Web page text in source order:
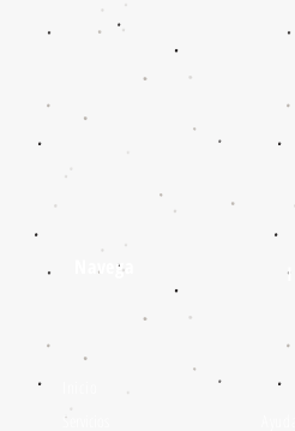
Navega
Servicios